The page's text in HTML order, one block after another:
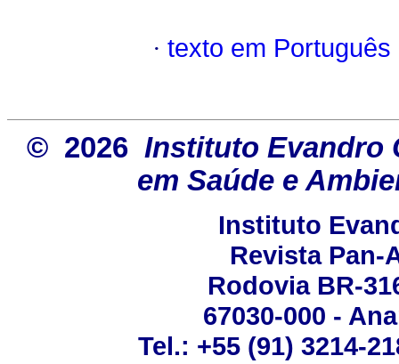
· texto em Português
© 2026 Instituto Evandro
em Saúde e
Instituto
Revista Pan-
Rodovia BR-
67030-000 -
Tel.: +55 (91) 3214-